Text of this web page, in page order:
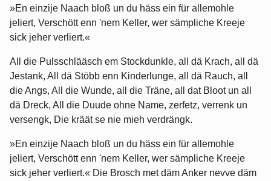
»En einzije Naach bloß un du häss ein für allemohle
jeliert, Verschött enn 'nem Keller, wer sämpliche Kreeje
sick jeher verliert.«
All die Pulsschlääsch em Stockdunkle, all dä Krach, all dä
Jestank, All dä Stöbb enn Kinderlunge, all dä Rauch, all
die Angs, All die Wunde, all die Träne, all dat Bloot un all
dä Dreck, All die Duude ohne Name, zerfetz, verrenk un
versengk, Die kräät se nie mieh verdrängk.
»En einzije Naach bloß un du häss ein für allemohle
jeliert, Verschött enn 'nem Keller, wer sämpliche Kreeje
sick jeher verliert.« Die Brosch met däm Anker nevve däm